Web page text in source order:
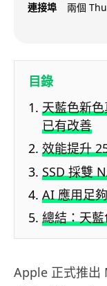
連接埠
兩個
目錄
天藍色新
已有改善
效能提升
SSD 採雙
AI 應用足
總結：天
Apple 正式推出